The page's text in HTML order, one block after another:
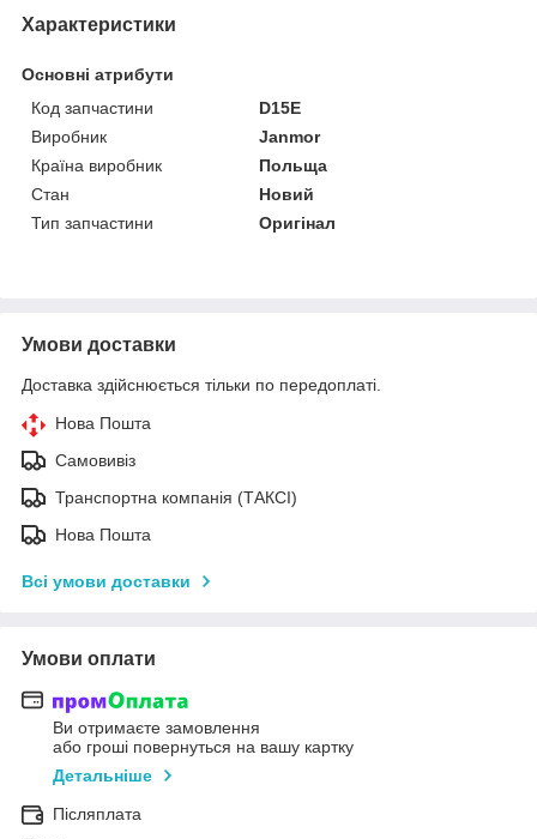
Характеристики
Основні атрибути
Код запчастини
D15E
Виробник
Janmor
Країна виробник
Польща
Стан
Новий
Тип запчастини
Оригінал
Умови доставки
Доставка здійснюється тільки по передоплаті.
Нова Пошта
Самовивіз
Транспортна компанія (ТАКСІ)
Нова Пошта
Всі умови доставки
Умови оплати
Ви отримаєте замовлення
або гроші повернуться на вашу картку
Детальніше
Післяплата